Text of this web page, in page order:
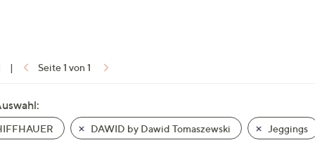
| Seite 1 von 1
DAWID by Dawid Tomaszewski Jeggings